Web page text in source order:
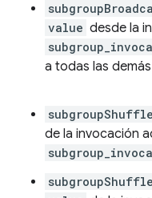
value desde la
a todas las
de la invocación